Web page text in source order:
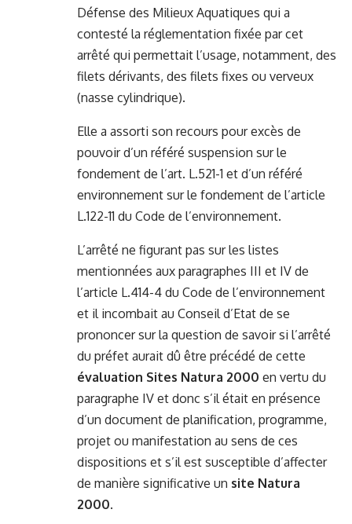
Défense des Milieux Aquatiques qui a
contesté la réglementation fixée par cet
arrêté qui permettait l’usage, notamment, des
filets dérivants, des filets fixes ou verveux
(nasse cylindrique).
Elle a assorti son recours pour excès de
pouvoir d’un référé suspension sur le
fondement de l’art. L.521-1 et d’un référé
environnement sur le fondement de l’article
L.122-11 du Code de l’environnement.
L’arrêté ne figurant pas sur les listes
mentionnées aux paragraphes III et IV de
l’article L.414-4 du Code de l’environnement
et il incombait au Conseil d’Etat de se
prononcer sur la question de savoir si l’arrêté
du préfet aurait dû être précédé de cette
évaluation Sites Natura 2000 en vertu du
paragraphe IV et donc s’il était en présence
d’un document de planification, programme,
projet ou manifestation au sens de ces
dispositions et s’il est susceptible d’affecter
de manière significative un site Natura
2000.